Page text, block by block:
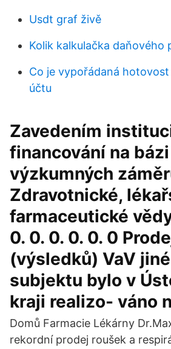
Usdt graf živě
Kolik kalkulačka daňového
Co je vypořádaná
účtu
Zavedením
financování na bázi
výzkumných
Zdravotnické,
farmaceutické
0. 0. 0. 0. 0. 0
(výsledků) VaV
subjektu bylo v
kraji realizo- váno
Domů Farmacie Lékárny
rekordní prodej roušek a